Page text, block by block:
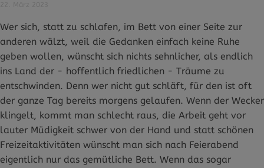
Wer sich, statt zu schlafen, im Bett von einer Seite zur
anderen wälzt, weil die Gedanken einfach keine Ruhe
geben wollen, wünscht sich nichts sehnlicher, als endlich
ins Land der - hoffentlich friedlichen - Träume zu
entschwinden. Denn wer nicht gut schläft, für den ist oft
der ganze Tag bereits morgens gelaufen. Wenn der Wecker
klingelt, kommt man schlecht raus, die Arbeit geht vor
lauter Müdigkeit schwer von der Hand und statt schönen
Freizeitaktivitäten wünscht man sich nach Feierabend
eigentlich nur das gemütliche Bett. Wenn das sogar